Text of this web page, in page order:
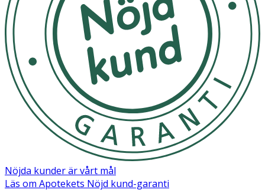
Nöjda kunder är vårt mål
Läs om Apotekets Nöjd kund-garanti